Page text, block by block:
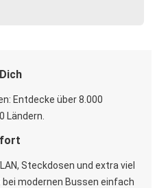
Entdecke über 8.000
Ländern.
Steckdosen und extra viel
modernen Bussen einfach